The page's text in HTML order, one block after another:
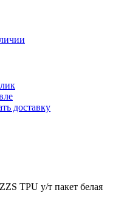
доставку
TPU у/т пакет белая